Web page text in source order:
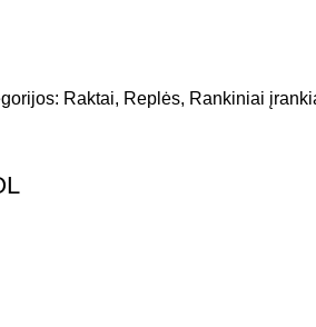
Raktai, Replės, Rankiniai